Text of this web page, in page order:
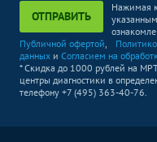
ОТПРАВИТЬ
Нажимая
Публичной офертой,
данных и Согласием на
* Скидка до 1000 рублей на
центры диагностики в
телефону +7 (495) 363-40-76.